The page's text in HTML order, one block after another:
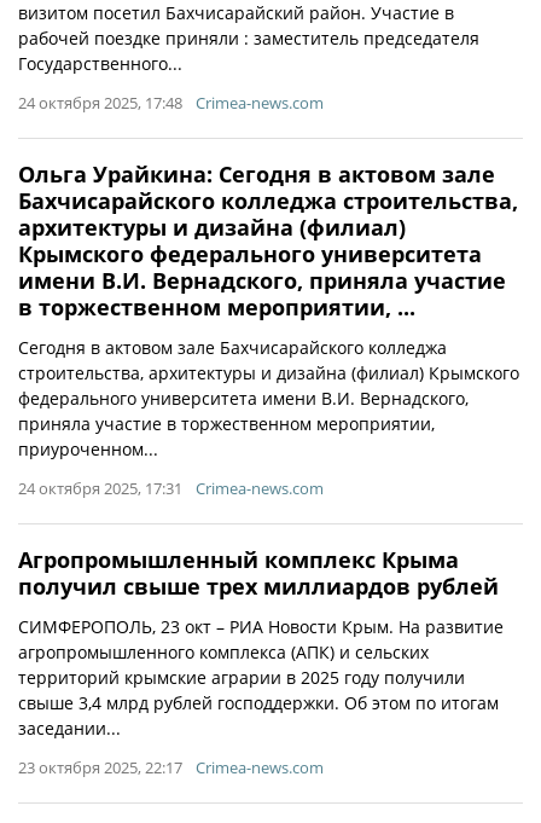
визитом посетил Бахчисарайский район. Участие в
рабочей поездке приняли : заместитель председателя
Государственного...
24 октября 2025, 17:48 Crimea-news.com
Ольга Урайкина: Сегодня в актовом зале
Бахчисарайского колледжа строительства,
архитектуры и дизайна (филиал)
Крымского федерального университета
имени В.И. Вернадского, приняла участие
в торжественном мероприятии, ...
Сегодня в актовом зале Бахчисарайского колледжа
строительства, архитектуры и дизайна (филиал) Крымского
федерального университета имени В.И. Вернадского,
приняла участие в торжественном мероприятии,
приуроченном...
24 октября 2025, 17:31 Crimea-news.com
Агропромышленный комплекс Крыма
получил свыше трех миллиардов рублей
СИМФЕРОПОЛЬ, 23 окт – РИА Новости Крым. На развитие
агропромышленного комплекса (АПК) и сельских
территорий крымские аграрии в 2025 году получили
свыше 3,4 млрд рублей господдержки. Об этом по итогам
заседании...
23 октября 2025, 22:17 Crimea-news.com